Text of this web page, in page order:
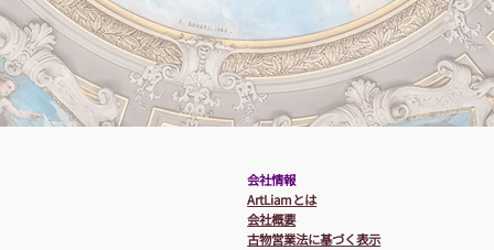
​会社情報
ArtLiamとは
会社概要
​​古物営業法に基づく表示